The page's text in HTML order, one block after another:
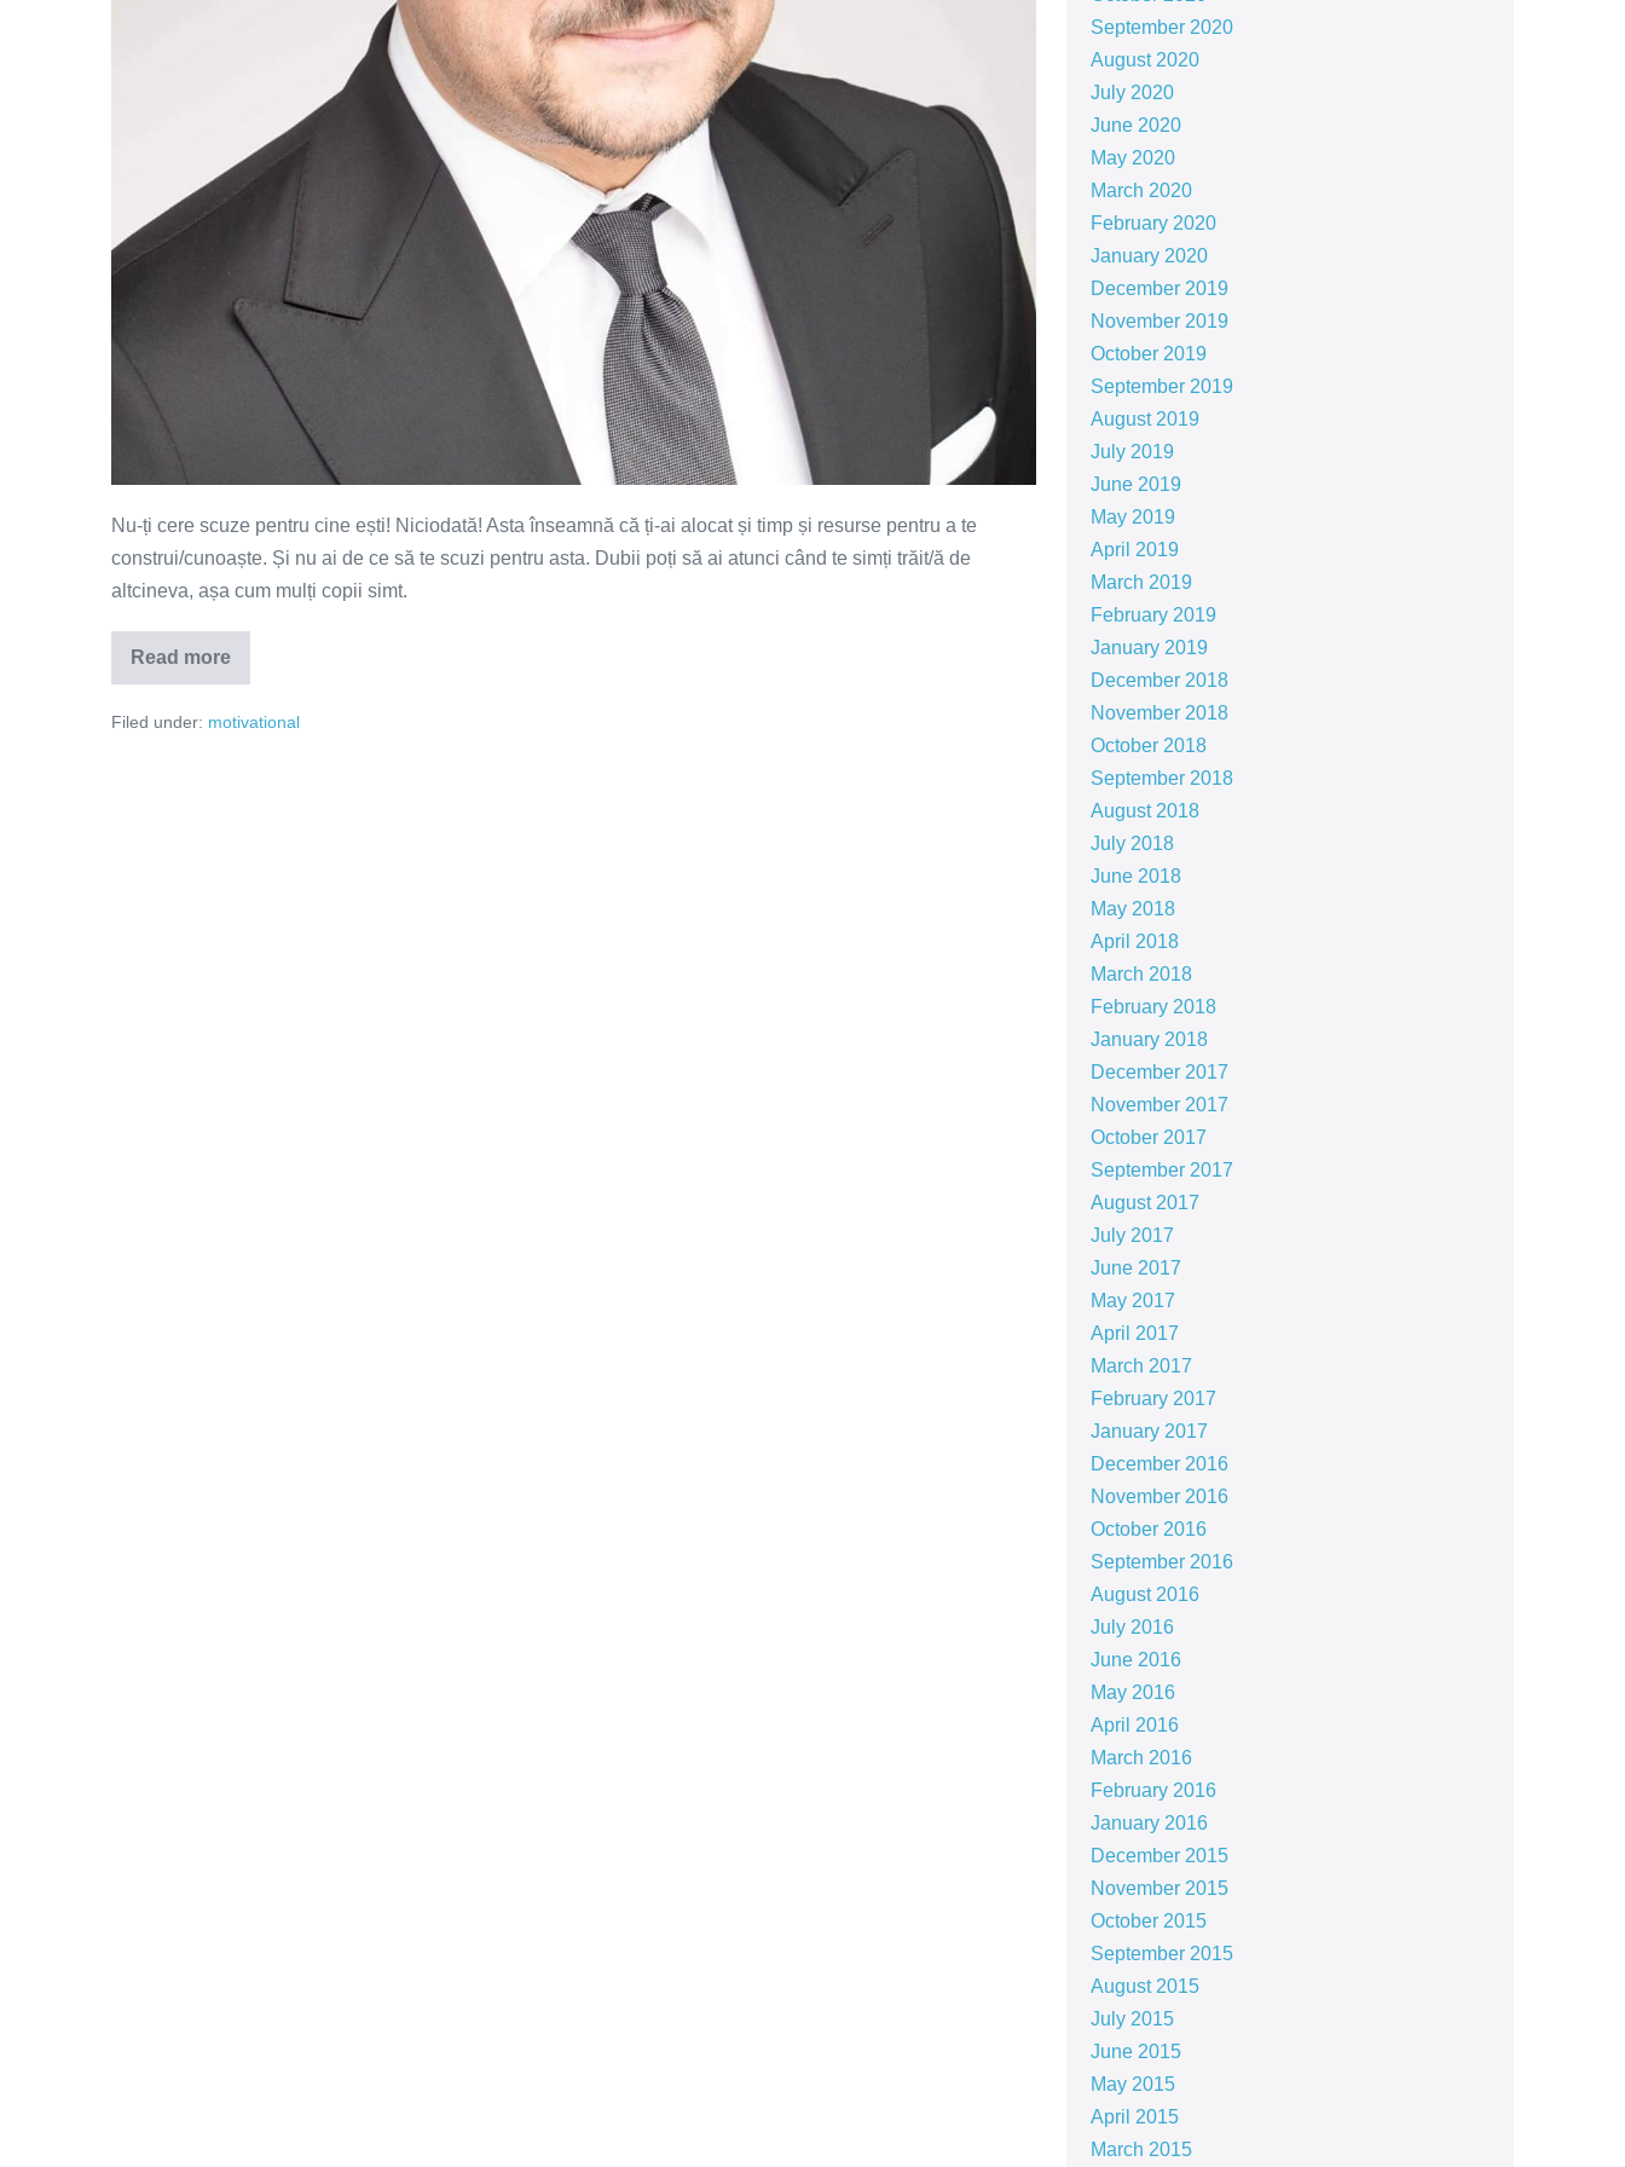
Nu-ți cere scuze pentru cine ești! Niciodată! Asta înseamnă că ți-ai alocat și timp și resurse pentru a te
construi/cunoaște. Și nu ai de ce să te scuzi pentru asta. Dubii poți să ai atunci când te simți trăit/ă de
altcineva, așa cum mulți copii simt.
Read more
Nu-
ți
scuze
Filed under: motivational
September 2020
August 2020
July 2020
June 2020
May 2020
March 2020
February 2020
January 2020
December 2019
November 2019
October 2019
September 2019
August 2019
July 2019
June 2019
May 2019
April 2019
March 2019
February 2019
January 2019
December 2018
November 2018
October 2018
September 2018
August 2018
July 2018
June 2018
May 2018
April 2018
March 2018
February 2018
January 2018
December 2017
November 2017
October 2017
September 2017
August 2017
July 2017
June 2017
May 2017
April 2017
March 2017
February 2017
January 2017
December 2016
November 2016
October 2016
September 2016
August 2016
July 2016
June 2016
May 2016
April 2016
March 2016
February 2016
January 2016
December 2015
November 2015
October 2015
September 2015
August 2015
July 2015
June 2015
May 2015
April 2015
March 2015